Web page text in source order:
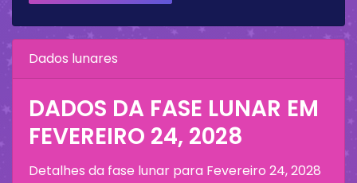
Dados lunares
DADOS DA FASE LUNAR EM
FEVEREIRO 24, 2028
Detalhes da fase lunar para Fevereiro 24, 2028